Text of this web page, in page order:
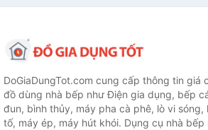
DoGiaDungTot.com cung cấp thông tin giá
đồ dùng nhà bếp như Điện gia dụng, bếp
đun, bình thủy, máy pha cà phê, lò vi sóng,
tố, máy ép, máy hút khói. Dụng cụ nhà bếp